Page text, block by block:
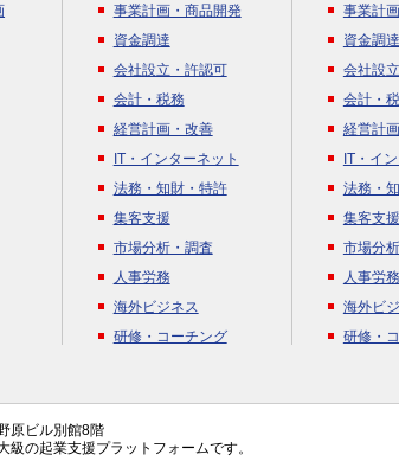
事業計画・商品開発
資金調達
会社設立・許認可
会計・税務
経営計画・改善
IT・インターネット
法務・知財・特許
集客支援
市場分析・調査
人事労務
海外ビジネス
研修・コーチング
事業計
資金調達
会社設
会計・
経営計
IT・イ
法務・
集客支援
市場分
人事労務
海外ビ
研修・
原ビル別館8階
の起業支援プラットフォームです。